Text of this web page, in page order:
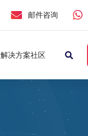
邮件咨询
解决方案社区